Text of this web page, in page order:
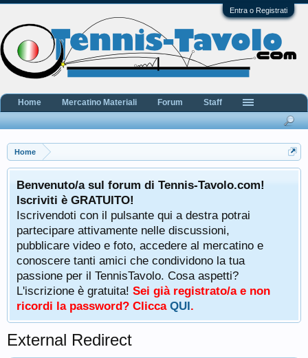
Entra o Registrati
Home
Benvenuto/a sul forum di Tennis-Tavolo.com!
Iscriviti è GRATUITO!
Iscrivendoti con il pulsante qui a destra potrai
partecipare attivamente nelle discussioni,
pubblicare video e foto, accedere al mercatino e
conoscere tanti amici che condividono la tua
passione per il TennisTavolo. Cosa aspetti?
L'iscrizione è gratuita! Sei già registrato/a e non
ricordi la password? Clicca QUI.
External Redirect
Home Mercatino Materiali Forum Staff